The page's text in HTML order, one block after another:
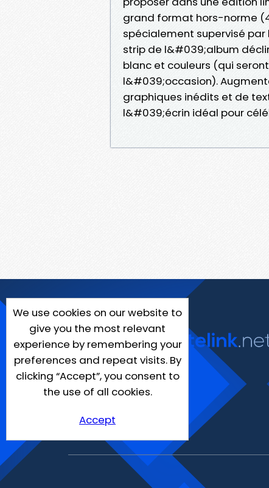
grand format hors-norme
spécialement supervisé
strip de l&#039;album
blanc et couleurs (qui
l&#039;occasion).
graphiques inédits et de
l&#039;écrin idéal pour
We use cookies on our website to
give you the most relevant
experience by remembering your
preferences and repeat visits. By
clicking “Accept”, you consent to
the use of all cookies.
Accept